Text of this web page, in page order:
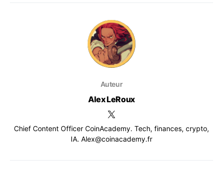
Auteur
Alex LeRoux
Chief Content Officer CoinAcademy. Tech, finances, crypto,
IA. Alex@coinacademy.fr